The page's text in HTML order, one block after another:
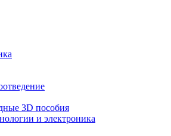
3D пособия
и электроника